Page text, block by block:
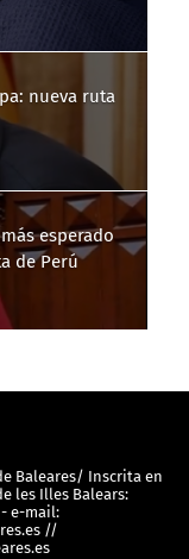
nueva ruta
esperado
de Perú
Baleares/ Inscrita en
les Illes Balears:
- e-mail:
//